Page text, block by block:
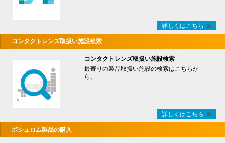
詳しくはこちら
コンタクトレンズ取扱い施設検索
コンタクトレンズ取扱い施設検索
最寄りの製品取扱い施設の検索はこちらか
ら。
詳しくはこちら
ボシュロム製品の購入